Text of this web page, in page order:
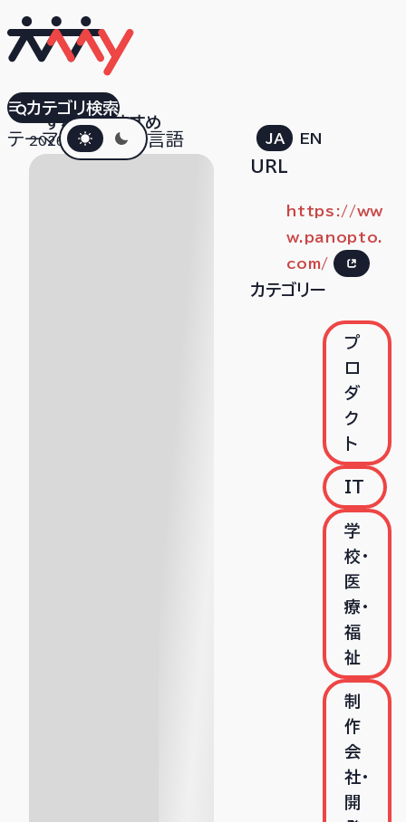
すべておすすめ
テーマダークモード言語 JA EN
カテゴリ検索
Panopto
2026.04.10
URL
https://ww
w.panopto.
com/
カテゴリー
プ
ロ
ダ
ク
ト
IT
学
校・
医
療・
福
祉
制
作
会
社･
開